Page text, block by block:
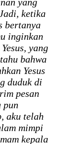
ketika
bertanya
inginkan
yang
bahwa
Yesus
duduk di
pesan
pun
aku telah
mimpi
kepala